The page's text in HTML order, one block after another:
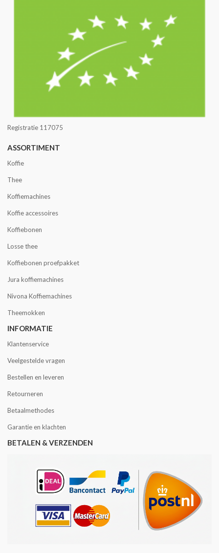
Registratie 117075
ASSORTIMENT
Koffie
Thee
Koffiemachines
Koffie accessoires
Koffiebonen
Losse thee
Koffiebonen proefpakket
Jura koffiemachines
Nivona Koffiemachines
Theemokken
INFORMATIE
Klantenservice
Veelgestelde vragen
Bestellen en leveren
Retourneren
Betaalmethodes
Garantie en klachten
BETALEN & VERZENDEN